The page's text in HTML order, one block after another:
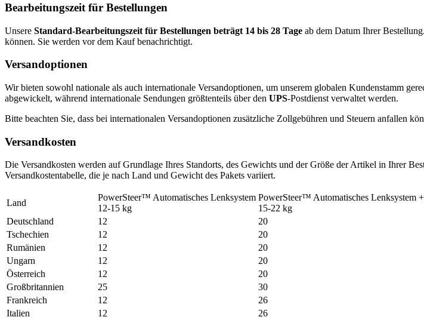
Bearbeitungszeit für Bestellungen
Unsere Standard-Bearbeitungszeit für Bestellungen beträgt 14 bis 28 Tage ab dem Datum Ihrer
können. Sie werden vor dem Kauf benachrichtigt.
Versandoptionen
Wir bieten sowohl nationale als auch internationale Versandoptionen, um unserem globalen Kundenstamm
abgewickelt, während internationale Sendungen größtenteils über den UPS-Postdienst verwaltet werden.
Bitte beachten Sie, dass bei internationalen Versandoptionen zusätzliche Zollgebühren und Steuern anfallen
Versandkosten
Die Versandkosten werden auf Grundlage Ihres Standorts, des Gewichts und der Größe der Artikel in Ihrer
Versandkostentabelle, die je nach Land und Gewicht des Pakets variiert.
Land
PowerSteer™ Automatisches Lenksystem
12-15 kg
PowerSteer™ Automatisches Lenksystem
15-22 kg
Deutschland
12 20
Tschechien
12 20
Rumänien
12 20
Ungarn
12 20
Österreich
12 20
Großbritannien
25 30
Frankreich
12 26
Italien
12 26